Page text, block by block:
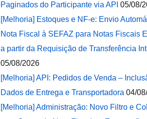
Paginados do Participante via API 05/08/
[Melhoria] Estoques e NF-e: Envio
Nota Fiscal à SEFAZ para Notas Fiscais
a partir da Requisição de Transferência
05/08/2026
[Melhoria] API: Pedidos de Venda –
Dados de Entrega e Transportadora 04/
[Melhoria] Administração: Novo Filtro e